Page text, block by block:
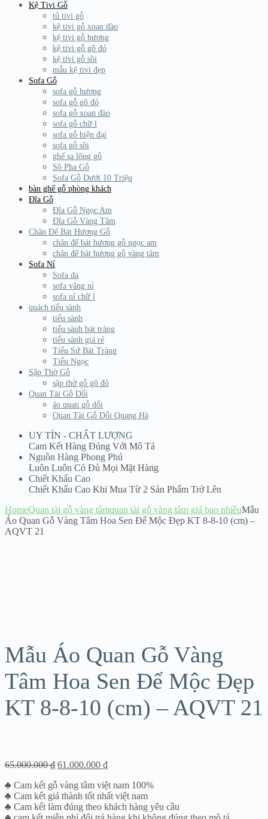
Kệ Tivi Gỗ
tủ tivi gỗ
kệ tivi gỗ xoan đào
kệ tivi gỗ hương
kệ tivi gỗ gõ đỏ
kệ tivi gỗ sồi
mẫu kệ tivi đẹp
Sofa Gỗ
sofa gỗ hương
sofa gỗ gõ đỏ
sofa gỗ xoan đào
sofa gỗ chữ l
sofa gỗ hiện đại
sofa gỗ sồi
ghế sa lông gỗ
Sô Pha Gỗ
Sofa Gỗ Dưới 10 Triệu
bàn ghế gỗ phòng khách
Đĩa Gỗ
Đĩa Gỗ Ngọc Am
Đĩa Gỗ Vàng Tâm
Chân Đế Bát Hương Gỗ
chân đế bát hương gỗ ngọc am
chân đế bát hương gỗ vàng tâm
Sofa Nỉ
Sofa da
sofa văng nỉ
sofa nỉ chữ l
quách tiểu sành
tiểu sành
tiểu sành bát tràng
tiểu sành giá rẻ
Tiểu Sứ Bát Tràng
Tiểu Ngọc
Sập Thờ Gỗ
sập thờ gỗ gõ đỏ
Quan Tài Gỗ Dổi
áo quan gỗ dổi
Quan Tài Gỗ Dổi Quang Hà
UY TÍN - CHẤT LƯỢNG
Cam Kết Hàng Đúng Với Mô Tả
Nguồn Hàng Phong Phú
Luôn Luôn Có Đủ Mọi Mặt Hàng
Chiết Khấu Cao
Chiết Khấu Cao Khi Mua Từ 2 Sản Phẩm Trở Lên
HomeQuan tài gỗ vàng tâmquan tài gỗ vàng tâm giá bao nhiềuMẫu
Áo Quan Gỗ Vàng Tâm Hoa Sen Để Mộc Đẹp KT 8-8-10 (cm) –
AQVT 21
Mẫu Áo Quan Gỗ Vàng
Tâm Hoa Sen Để Mộc Đẹp
KT 8-8-10 (cm) – AQVT 21
65.000.000₫ 61.000.000 ₫
♣ Cam kết gỗ vàng tâm việt nam 100%
♣ Cam kết giá thành tốt nhất việt nam
♣ Cam kết làm đúng theo khách hàng yêu cầu